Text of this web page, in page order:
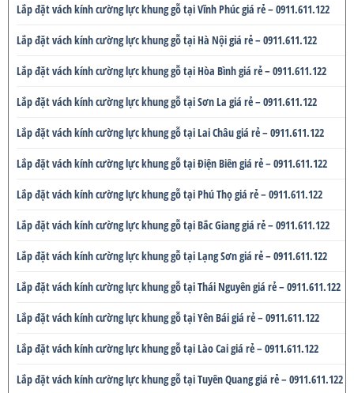
Lắp đặt vách kính cường lực khung gỗ tại Vĩnh Phúc giá rẻ – 0911.611.122
Lắp đặt vách kính cường lực khung gỗ tại Hà Nội giá rẻ – 0911.611.122
Lắp đặt vách kính cường lực khung gỗ tại Hòa Bình giá rẻ – 0911.611.122
Lắp đặt vách kính cường lực khung gỗ tại Sơn La giá rẻ – 0911.611.122
Lắp đặt vách kính cường lực khung gỗ tại Lai Châu giá rẻ – 0911.611.122
Lắp đặt vách kính cường lực khung gỗ tại Điện Biên giá rẻ – 0911.611.122
Lắp đặt vách kính cường lực khung gỗ tại Phú Thọ giá rẻ – 0911.611.122
Lắp đặt vách kính cường lực khung gỗ tại Bắc Giang giá rẻ – 0911.611.122
Lắp đặt vách kính cường lực khung gỗ tại Lạng Sơn giá rẻ – 0911.611.122
Lắp đặt vách kính cường lực khung gỗ tại Thái Nguyên giá rẻ – 0911.611.122
Lắp đặt vách kính cường lực khung gỗ tại Yên Bái giá rẻ – 0911.611.122
Lắp đặt vách kính cường lực khung gỗ tại Lào Cai giá rẻ – 0911.611.122
Lắp đặt vách kính cường lực khung gỗ tại Tuyên Quang giá rẻ – 0911.611.122